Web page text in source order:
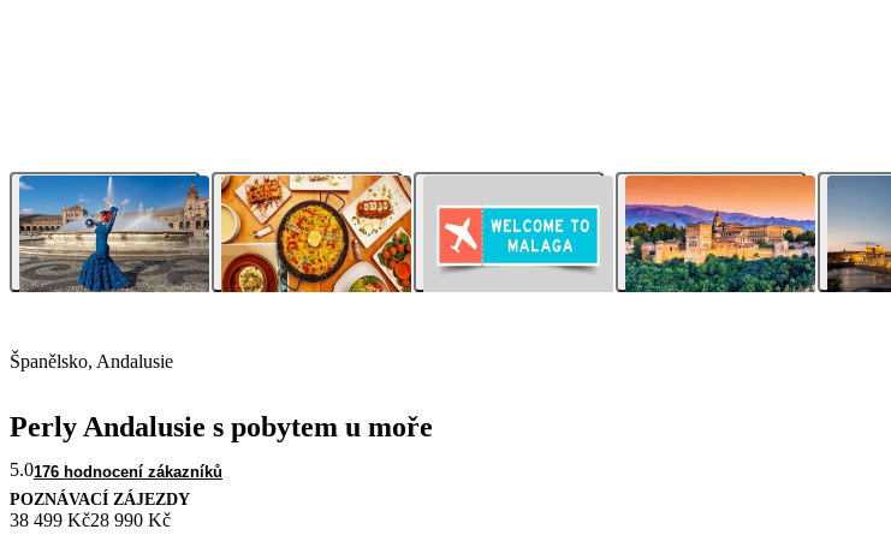
Španělsko, Andalusie
Perly Andalusie s pobytem u moře
5.0176 hodnocení zákazníků
POZNÁVACÍ ZÁJEZDY
38 499 Kč28 990 Kč